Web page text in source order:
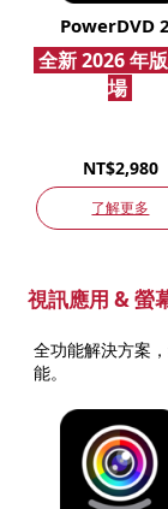
PowerDVD
全新 2026 年
場
NT$2,980
了解更多
視訊應用 & 螢
全功能解決方案
能。